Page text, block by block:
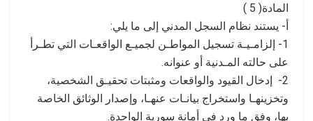
المادة( 5 )
أ- يستند نظام السجل المدني إلى ما يلي:
1- إلزامـيـة تسجيل المواطـن لجميـع الواقعـات التي تطـرأ
على حالته المـدنية أو عنوانه.
2- إدخال القيود والواقعات ومثبتات تحقيـق الشخصية،
وتخزينهـا واستخراج بيانـات عنهـا، وإصدار الوثائق الخاصة
بها، وفق ما ورد في أمانة سورية الواحدة.